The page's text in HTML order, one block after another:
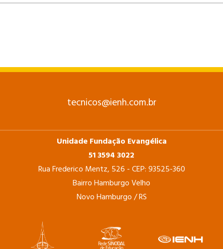
tecnicos@ienh.com.br
Unidade Fundação Evangélica
51 3594 3022
Rua Frederico Mentz, 526 - CEP: 93525-360
Bairro Hamburgo Velho
Novo Hamburgo / RS